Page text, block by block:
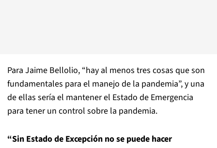
Para Jaime Bellolio, “hay al menos tres cosas que son
fundamentales para el manejo de la pandemia”, y una
de ellas sería el mantener el Estado de Emergencia
para tener un control sobre la pandemia.
“Sin Estado de Excepción no se puede hacer